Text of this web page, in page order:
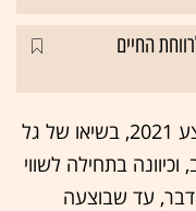
החיים
החברה תכננה לצאת להנפקה באמצע 2021, בשיאו של גל
בתחילה לשווי
של דבר, עד שבוצעה